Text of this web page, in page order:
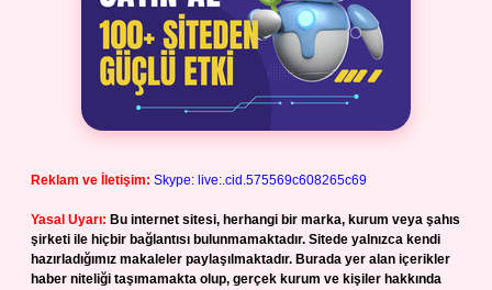
Reklam ve İletişim: Skype: live:.cid.575569c608265c69
Yasal Uyarı: Bu internet sitesi, herhangi bir marka, kurum veya şahıs
şirketi ile hiçbir bağlantısı bulunmamaktadır. Sitede yalnızca kendi
hazırladığımız makaleler paylaşılmaktadır. Burada yer alan içerikler
haber niteliği taşımamakta olup, gerçek kurum ve kişiler hakkında